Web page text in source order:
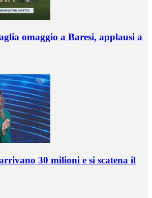
omaggio a Baresi, applausi a
30 milioni e si scatena il